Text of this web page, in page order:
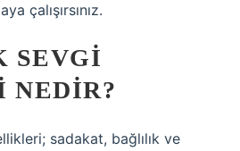
çalışırsınız.
SEVGI
NEDIR?
sadakat, bağlılık ve